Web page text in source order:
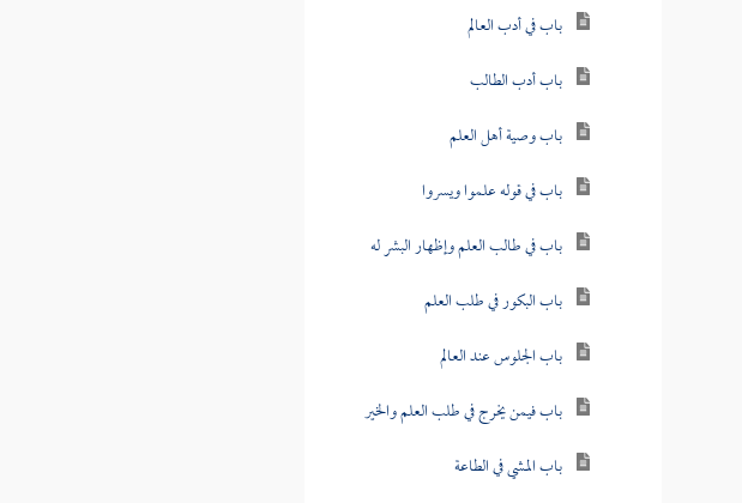
باب في أدب العالم
باب أدب الطالب
باب وصية أهل العلم
باب في قوله علموا ويسروا
باب في طالب العلم وإظهار البشر له
باب البكور في طلب العلم
باب الجلوس عند العالم
باب فيمن يخرج في طلب العلم والخير
باب المشي في الطاعة